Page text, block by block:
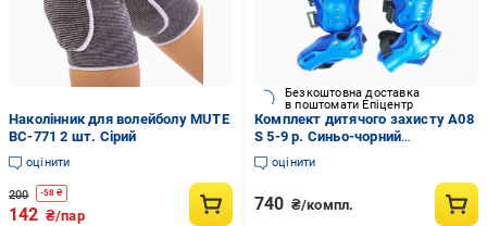
Наколінник для волейболу MUTE
BC-771 2 шт. Сірий
оцінити
200 -58 ₴
142 ₴/пар
Безкоштовна доставка
в поштомати Епіцентр
Комплект дитячого захисту А08
S 5-9 р. Синьо-чорний
(G0002246)
оцінити
740 ₴/компл.